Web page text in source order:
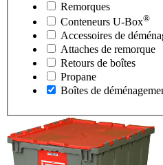
Remorques
Conteneurs U-Box®
Accessoires de
Attaches de remorque
Retours de boîtes
Propane
Boîtes de